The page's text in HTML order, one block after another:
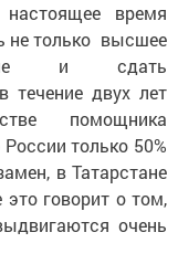
время
не только высшее
и сдать
течение двух лет
помощника
только 50%
в Татарстане
это говорит о том,
очень